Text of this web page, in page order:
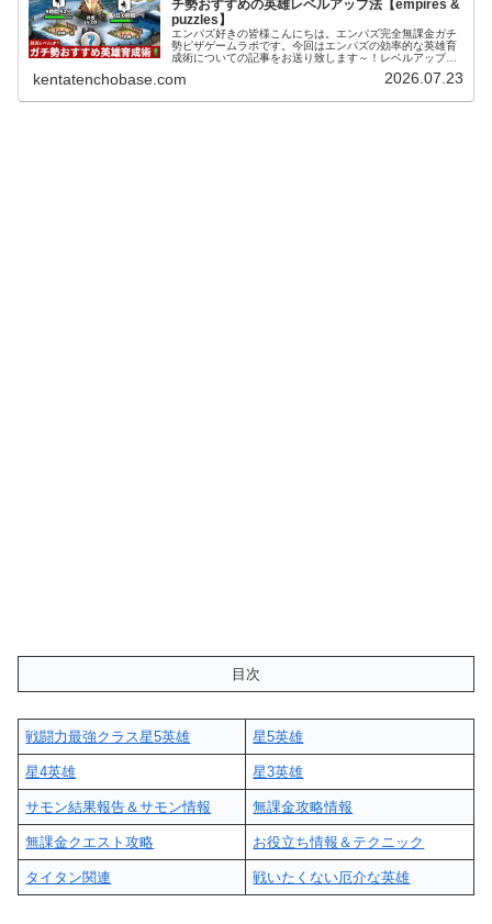
チ勢おすすめの英雄レベルアップ法【empires &
puzzles】
エンパズ好きの皆様こんにちは。エンパズ完全無課金ガチ
勢ピザゲームラボです。今回はエンパズの効率的な英雄育
成術についての記事をお送り致します～！レベルアップ効
window.adsbygoo...
kentatenchobase.com 2026.07.23
目次
戦闘力最強クラス星5英雄 星5英雄
星4英雄 星3英雄
サモン結果報告＆サモン情報 無課金攻略情報
無課金クエスト攻略 お役立ち情報＆テクニック
タイタン関連 戦いたくない厄介な英雄